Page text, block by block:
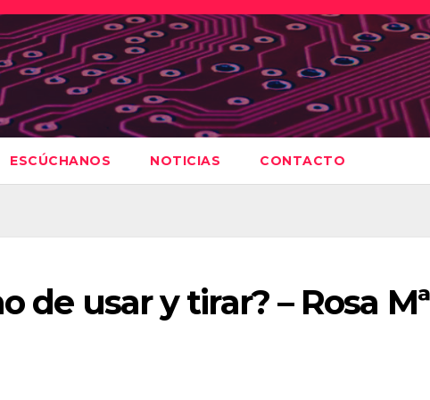
ESCÚCHANOS NOTICIAS CONTACTO
de usar y tirar? – Rosa Mª